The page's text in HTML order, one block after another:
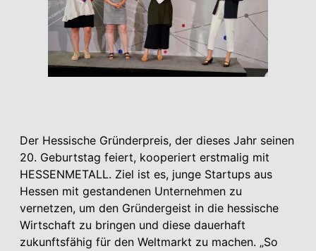
Der Hessische Gründerpreis, der dieses Jahr seinen
20. Geburtstag feiert, kooperiert erstmalig mit
HESSEN­METALL. Ziel ist es, junge Startups aus
Hessen mit gestandenen Unter­nehmen zu
vernetzen, um den Gründergeist in die hessische
Wirtschaft zu bringen und diese dauerhaft
zukunftsfähig für den Weltmarkt zu machen. „So